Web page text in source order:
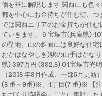
価を基に解説します 関西にも色
都を中心にお金持ちが住む街、
では関西エリアのお金持ちが住
ていきます。 6 宝塚市(兵庫県)
の聖地。山の斜面には良好な住
おかはなやしき)駅の山手はかな
県) 397万円 (392,8) 04宝塚市光
（2018 年3月作成、一部5月更新
(8 番～9番)※、4丁目(7 番)※ 【注